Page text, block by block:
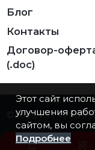
Блог
Контакты
Договор-
(.doc)
©2026ИП
Этот сайт
улучшения
сайтом, вы
Подробнее